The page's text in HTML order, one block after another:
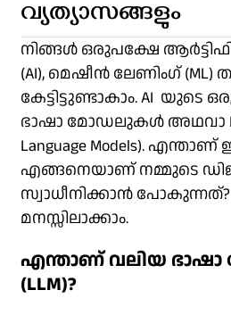
വ്യത്യാസങ്ങളും
നിങ്ങൾ ഒരുപക്ഷേ
(AI), മെഷീൻ ലേണിംഗ്
കേട്ടിട്ടുണ്ടാകാം. AI
ഭാഷാ മോഡലുകൾ അഥവാ
Language Models).
എങ്ങനെയാണ് നമ്മുടെ
സ്വാധീനിക്കാൻ
മനസ്സിലാക്കാം.
എന്താണ് വലിയ
(LLM)?